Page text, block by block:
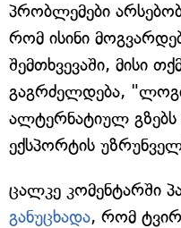
პრობლემები
რომ ისინი
შემთხვევაში, მისი
გაგრძელდება,
ალტერნატიულ გზებს
ექსპორტის
ცალკე კომენტარში
განუცხადა, რომ